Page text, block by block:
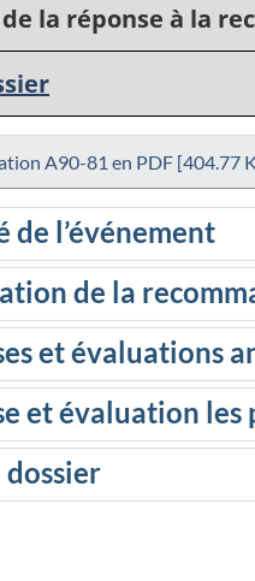
de la réponse à la
A90-81 en PDF [404.77